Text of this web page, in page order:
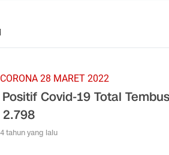
28 MARET 2022
Covid-19 Total
4 tahun yang lalu